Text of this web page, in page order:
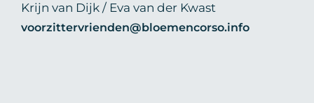
Krijn van Dijk / Eva van der Kwast
voorzittervrienden@bloemencorso.info